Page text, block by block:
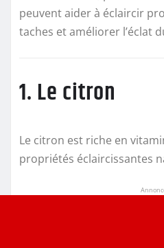
peuvent aider à éclaircir
taches et améliorer l’éclat
1. Le citron
Le citron est riche en
propriétés éclaircissantes